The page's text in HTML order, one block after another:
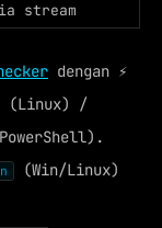
stream
dengan ⚡
(Linux) /
(Win/Linux)